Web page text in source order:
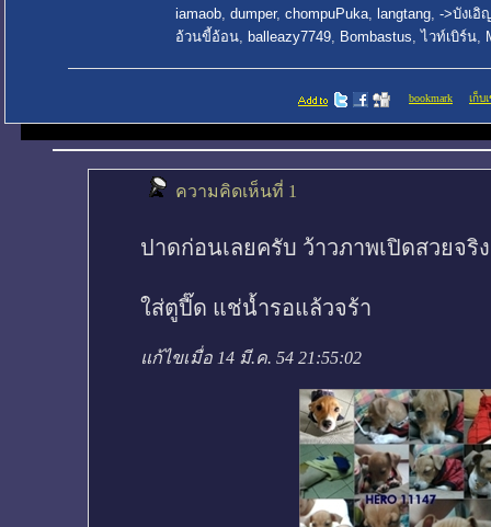
iamaob, dumper, chompuPuka, langtang, ->บังเอิ
อ้วนขี้อ้อน, balleazy7749, Bombastus,ไวท์เบิร์น,
bookmark เก็บ
ความคิดเห็นที่ 1
ปาดก่อนเลยครับ ว้าวภาพเปิดสวยจริ
ใส่ตูปี๊ด แช่น้ำรอแล้วจร้า
แก้ไขเมื่อ 14 มี.ค. 54 21:55:02